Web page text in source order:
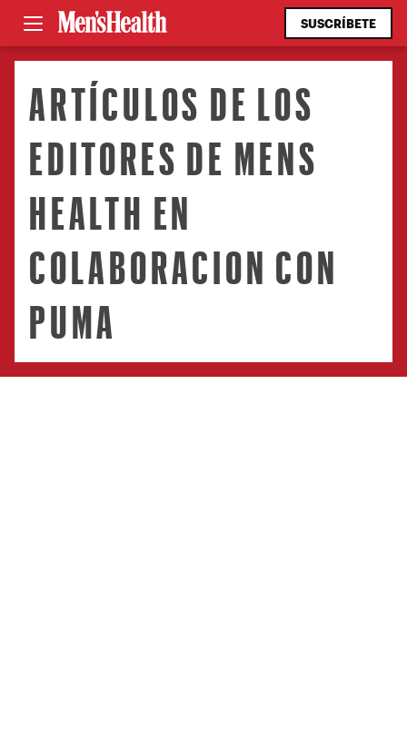
SUSCRÍBETE
ARTÍCULOS DE LOS
EDITORES DE MENS
HEALTH EN
COLABORACION CON
PUMA